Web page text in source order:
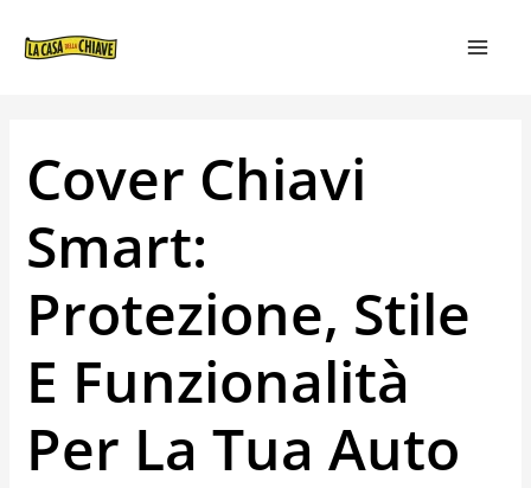
Cover Chiavi
Smart:
Protezione, Stile
E Funzionalità
Per La Tua Auto
ARTICOLI